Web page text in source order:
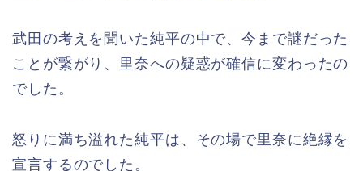
武田の考えを聞いた純平の中で、今まで謎だった
ことが繋がり、里奈への疑惑が確信に変わったの
でした。
怒りに満ち溢れた純平は、その場で里奈に絶縁を
宣言するのでした。